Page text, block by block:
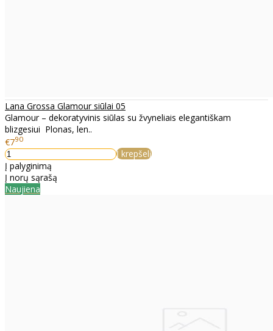
Lana Grossa Glamour siūlai 05
Glamour – dekoratyvinis siūlas su žvyneliais elegantiškam
blizgesiui Plonas, len..
€790
Į krepšelį
Į palyginimą
Į norų sąrašą
Naujiena